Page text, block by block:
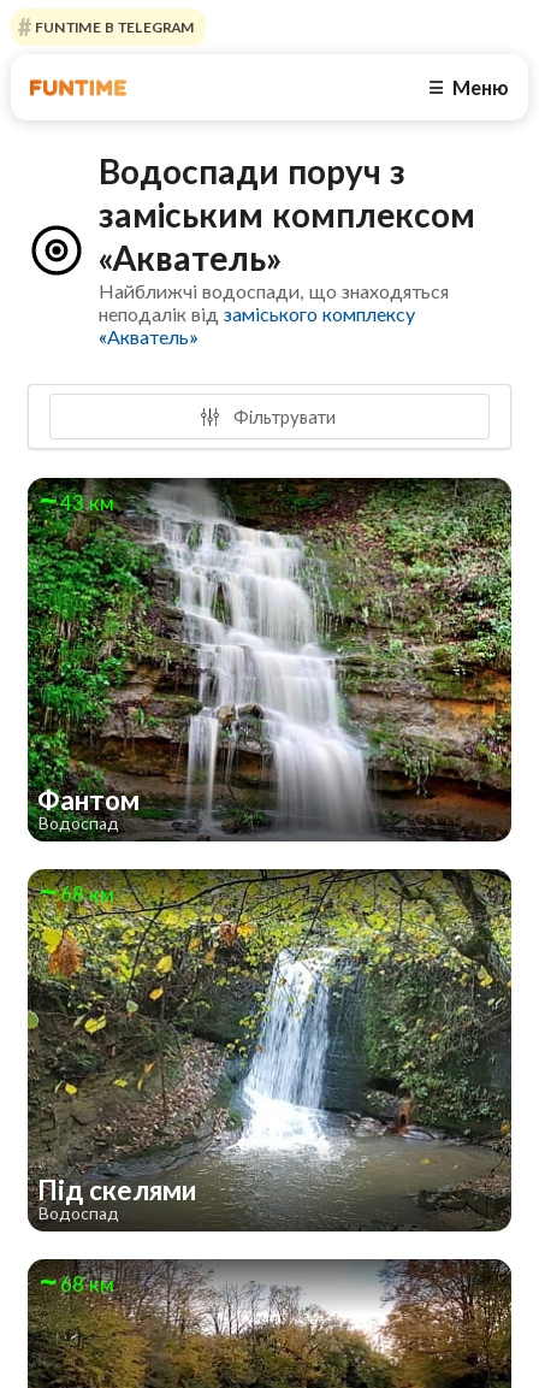
FUNTIME В TELEGRAM
☰ Меню
Водоспади поруч з
заміським комплексом
«Акватель»
Найближчі водоспади, що знаходяться
неподалік відзаміського комплексу
«Акватель»
Фільтрувати
43 км
Фантом
Водоспад
68 км
Під скелями
Водоспад
68 км